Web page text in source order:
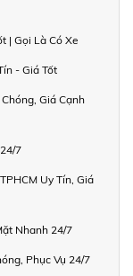
| Gọi Là Có Xe
- Giá Tốt
Giá Cạnh
7
Uy Tín, Giá
Nhanh 24/7
Phục Vụ 24/7